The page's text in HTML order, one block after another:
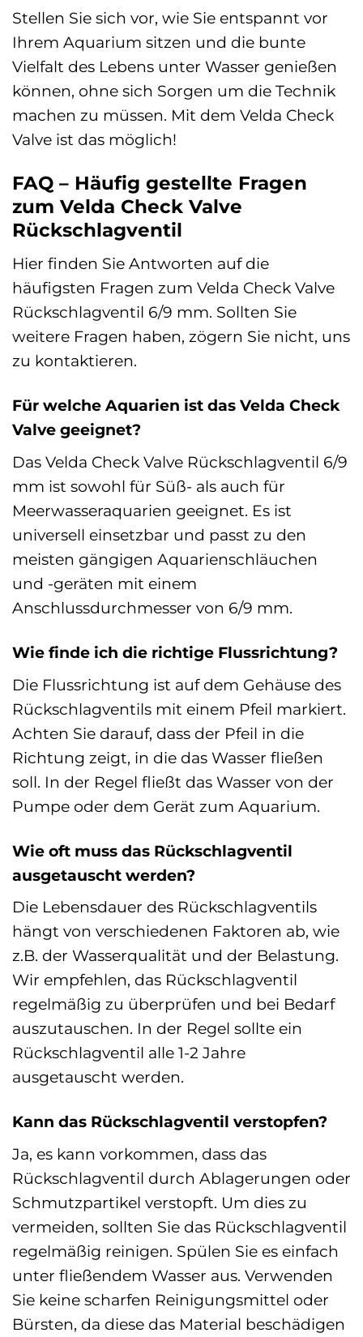
Stellen Sie sich vor, wie Sie entspannt vor
Ihrem Aquarium sitzen und die bunte
Vielfalt des Lebens unter Wasser genießen
können, ohne sich Sorgen um die Technik
machen zu müssen. Mit dem Velda Check
Valve ist das möglich!
FAQ – Häufig gestellte Fragen
zum Velda Check Valve
Rückschlagventil
Hier finden Sie Antworten auf die
häufigsten Fragen zum Velda Check Valve
Rückschlagventil 6/9 mm. Sollten Sie
weitere Fragen haben, zögern Sie nicht, uns
zu kontaktieren.
Für welche Aquarien ist das Velda Check
Valve geeignet?
Das Velda Check Valve Rückschlagventil 6/9
mm ist sowohl für Süß- als auch für
Meerwasseraquarien geeignet. Es ist
universell einsetzbar und passt zu den
meisten gängigen Aquarienschläuchen
und -geräten mit einem
Anschlussdurchmesser von 6/9 mm.
Wie finde ich die richtige Flussrichtung?
Die Flussrichtung ist auf dem Gehäuse des
Rückschlagventils mit einem Pfeil markiert.
Achten Sie darauf, dass der Pfeil in die
Richtung zeigt, in die das Wasser fließen
soll. In der Regel fließt das Wasser von der
Pumpe oder dem Gerät zum Aquarium.
Wie oft muss das Rückschlagventil
ausgetauscht werden?
Die Lebensdauer des Rückschlagventils
hängt von verschiedenen Faktoren ab, wie
z.B. der Wasserqualität und der Belastung.
Wir empfehlen, das Rückschlagventil
regelmäßig zu überprüfen und bei Bedarf
auszutauschen. In der Regel sollte ein
Rückschlagventil alle 1-2 Jahre
ausgetauscht werden.
Kann das Rückschlagventil verstopfen?
Ja, es kann vorkommen, dass das
Rückschlagventil durch Ablagerungen oder
Schmutzpartikel verstopft. Um dies zu
vermeiden, sollten Sie das Rückschlagventil
regelmäßig reinigen. Spülen Sie es einfach
unter fließendem Wasser aus. Verwenden
Sie keine scharfen Reinigungsmittel oder
Bürsten, da diese das Material beschädigen